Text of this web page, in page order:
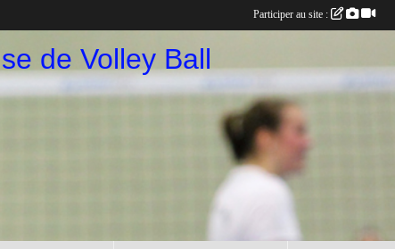
de Volley Ball
Participer au site :